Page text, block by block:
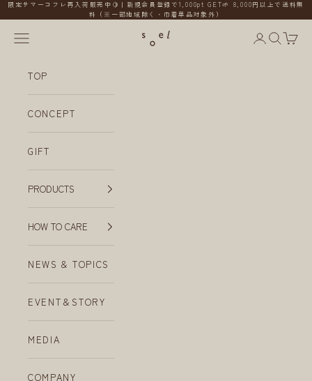
コンテンツへスキップ
限定サマーコフレ再入荷販売中🍋｜新規会員登録で1,000pt GET🌱 8,000円以上で送料無
料（※一部地域除く・巾着単品対象外）
soel
メニューを開く 会員ページ
検索を開
カー
TOP
CONCEPT
GIFT
PRODUCTS
HOW TO CARE
NEWS & TOPICS
EVENT＆STORY
MEDIA
COMPANY